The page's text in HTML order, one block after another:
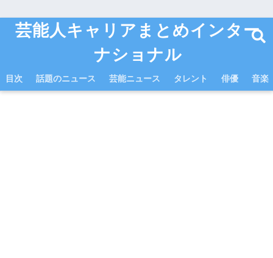
芸能人キャリアまとめインター
ナショナル
目次 話題のニュース 芸能ニュース タレント 俳優 音楽